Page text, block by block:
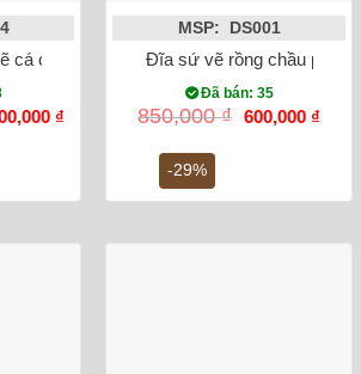
cá chép hóa rồng
₫
7,500,000 ₫.
-29%
MSP: DS001
Đĩa sứ vẽ rồng chầu phi 36
Đã bán: 35
850,000₫ Giá
600,000 ₫Giá